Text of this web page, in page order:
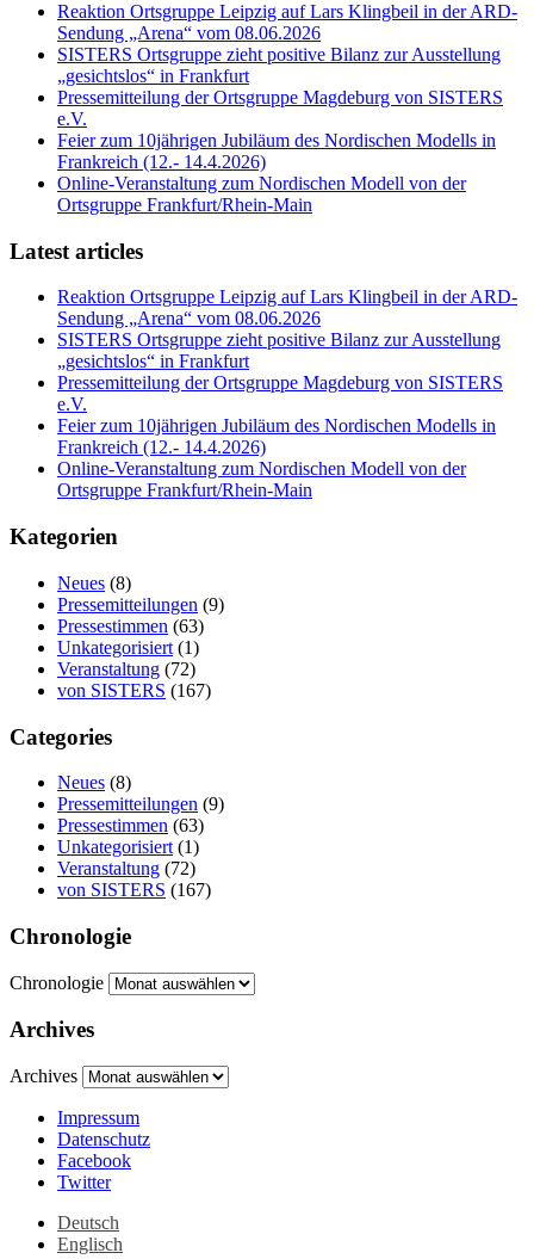
Reaktion Ortsgruppe Leipzig auf Lars Klingbeil in der ARD-
Sendung „Arena“ vom 08.06.2026
SISTERS Ortsgruppe zieht positive Bilanz zur Ausstellung
„gesichtslos“ in Frankfurt
Pressemitteilung der Ortsgruppe Magdeburg von SISTERS
e.V.
Feier zum 10jährigen Jubiläum des Nordischen Modells in
Frankreich (12.- 14.4.2026)
Online-Veranstaltung zum Nordischen Modell von der
Ortsgruppe Frankfurt/Rhein-Main
Latest articles
Reaktion Ortsgruppe Leipzig auf Lars Klingbeil in der ARD-
Sendung „Arena“ vom 08.06.2026
SISTERS Ortsgruppe zieht positive Bilanz zur Ausstellung
„gesichtslos“ in Frankfurt
Pressemitteilung der Ortsgruppe Magdeburg von SISTERS
e.V.
Feier zum 10jährigen Jubiläum des Nordischen Modells in
Frankreich (12.- 14.4.2026)
Online-Veranstaltung zum Nordischen Modell von der
Ortsgruppe Frankfurt/Rhein-Main
Kategorien
Neues (8)
Pressemitteilungen (9)
Pressestimmen (63)
Unkategorisiert (1)
Veranstaltung (72)
von SISTERS (167)
Categories
Neues (8)
Pressemitteilungen (9)
Pressestimmen (63)
Unkategorisiert (1)
Veranstaltung (72)
von SISTERS (167)
Chronologie
Chronologie
Archives
Archives
Impressum
Datenschutz
Facebook
Twitter
Deutsch
Englisch